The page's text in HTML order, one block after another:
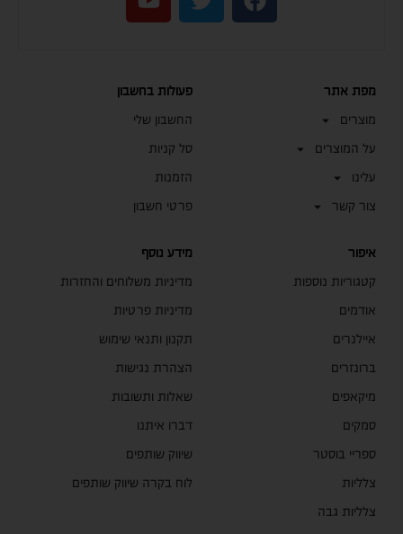
מפת אתר
מוצרים
על המוצרים
עלינו
צור קשר
פעולות בחשבון
החשבון שלי
סל קניות
הזמנות
פרטי חשבון
איפור
קטגוריות נוספות
אודמים
איילנרים
ברונזרים
מיקאפים
סמקים
ספריי בוסטר
צלליות
צלליות גבה
מידע נוסף
מדיניות משלוחים והחזרות
מדיניות פרטיות
תקנון ותנאי שימוש
הצהרת נגישות
שאלות ותשובות
דברו איתנו
שיווק שותפים
לוח בקרה שיווק שותפים